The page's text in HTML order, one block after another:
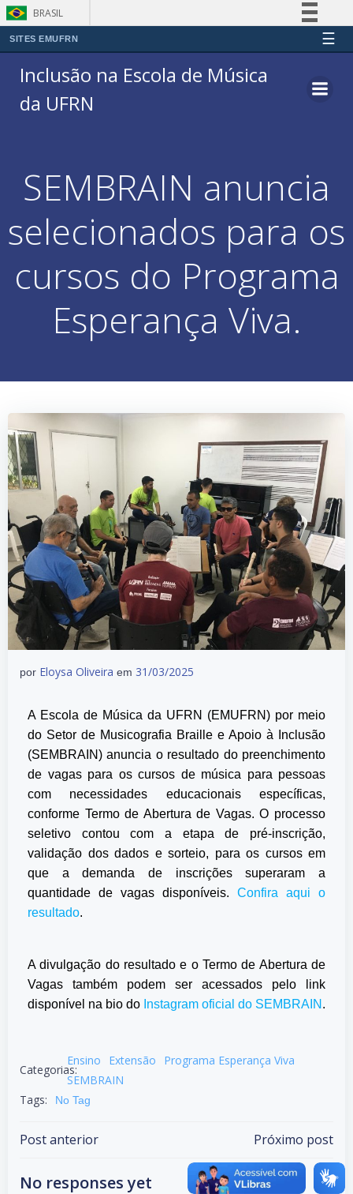
BRASIL
Participe
SITES EMUFRN ☰
Inclusão na Escola de Música
da UFRN
SEMBRAIN anuncia
selecionados para os
cursos do Programa
Esperança Viva.
por Eloysa Oliveira em 31/03/2025
A Escola de Música da UFRN (EMUFRN) por meio
do Setor de Musicografia Braille e Apoio à Inclusão
(SEMBRAIN) anuncia o resultado do preenchimento
de vagas para os cursos de música para pessoas
com necessidades educacionais específicas,
conforme Termo de Abertura de Vagas. O processo
seletivo contou com a etapa de pré-inscrição,
validação dos dados e sorteio, para os cursos em
que a demanda de inscrições superaram a
quantidade de vagas disponíveis. Confira aqui o
resultado.
A divulgação do resultado e o Termo de Abertura de
Vagas também podem ser acessados pelo link
disponível na bio do Instagram oficial do SEMBRAIN .
Categorias:
Ensino Extensão
Programa Esperança Viva
SEMBRAIN
Tags:
No Tag
Post anterior Próximo post
No responses yet